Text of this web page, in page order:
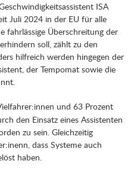
ISA
Juli 2024 in der EU für alle
fahrlässige Überschreitung der
soll, zählt zu den
hilfreich werden hingegen der
der Tempomat sowie die
und 63 Prozent
den Einsatz eines Assistenten
zu sein. Gleichzeitig
dass Systeme auch
haben.